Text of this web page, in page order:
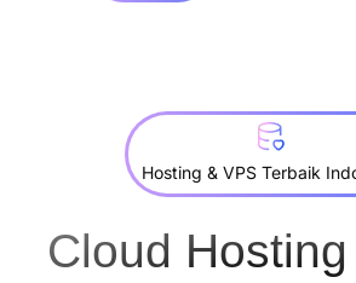
Hosting & VPS Terbaik
Cloud